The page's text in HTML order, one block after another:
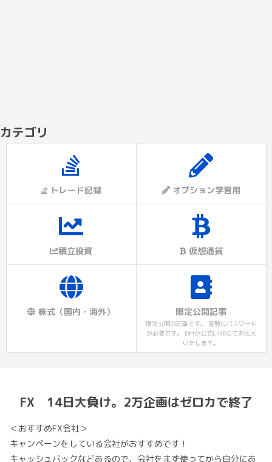
カテゴリ
トレード記録 オプション学習用
積立投資 仮想通貨
株式（国内・海外） 限定公開記事
限定公開の記事です。 閲覧にパスワード
が必要です。 DMか公式LINEにてお伝え
いたします。
FX 14日大負け。2万企画はゼロカで終了
＜おすすめFX会社＞
キャンペーンをしている会社がおすすめです！
キャッシュバックなどあるので、会社をまず使ってから自分にあ